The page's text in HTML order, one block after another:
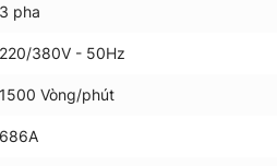
3 pha
220/380V - 50Hz
1500 Vòng/phút
686A